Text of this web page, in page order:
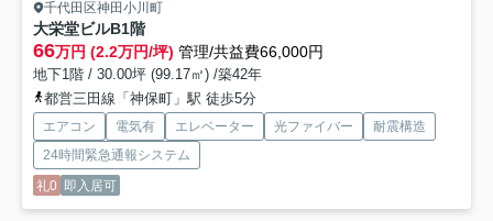
千代田区神田小川町
大栄堂ビルB1階
66万円 (2.2万円/坪) 管理/共益費66,000円
地下1階 / 30.00坪 (99.17㎡) /築42年
都営三田線「神保町」駅 徒歩5分
エアコン 電気有 エレベーター 光ファイバー
耐震構造
24時間緊急通報システム
礼0 即入居可